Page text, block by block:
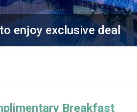
enjoy exclusive deal
Breakfast